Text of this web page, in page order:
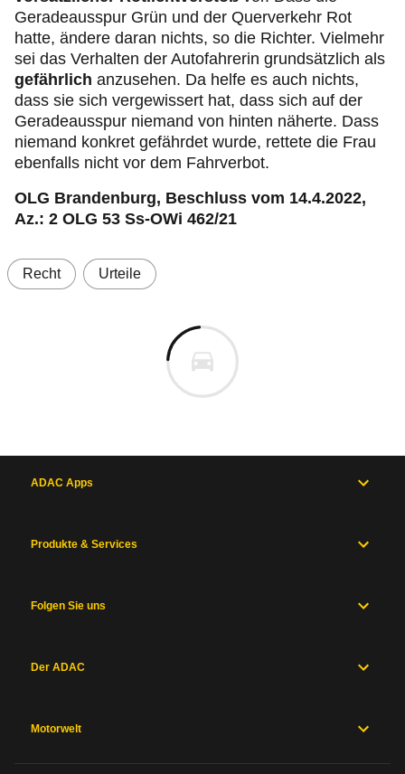
Geradeausspur Grün und der Querverkehr Rot
hatte, ändere daran nichts, so die Richter. Vielmehr
sei das Verhalten der Autofahrerin grundsätzlich als
gefährlich anzusehen. Da helfe es auch nichts,
dass sie sich vergewissert hat, dass sich auf der
Geradeausspur niemand von hinten näherte. Dass
niemand konkret gefährdet wurde, rettete die Frau
ebenfalls nicht vor dem Fahrverbot.
OLG Brandenburg, Beschluss vom 14.4.2022,
Az.: 2 OLG 53 Ss-OWi 462/21
Recht Urteile
ADAC Apps
Produkte & Services
Folgen Sie uns
Der ADAC
Motorwelt